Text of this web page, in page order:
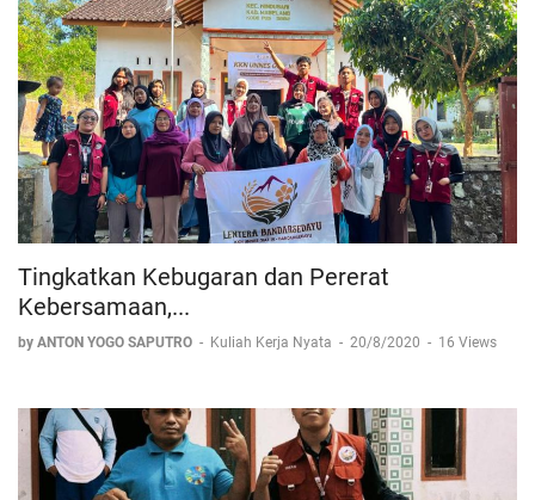
Tingkatkan Kebugaran dan Pererat
Kebersamaan,...
by ANTON YOGO SAPUTRO - Kuliah Kerja Nyata - 20/8/2020 - 16 Views